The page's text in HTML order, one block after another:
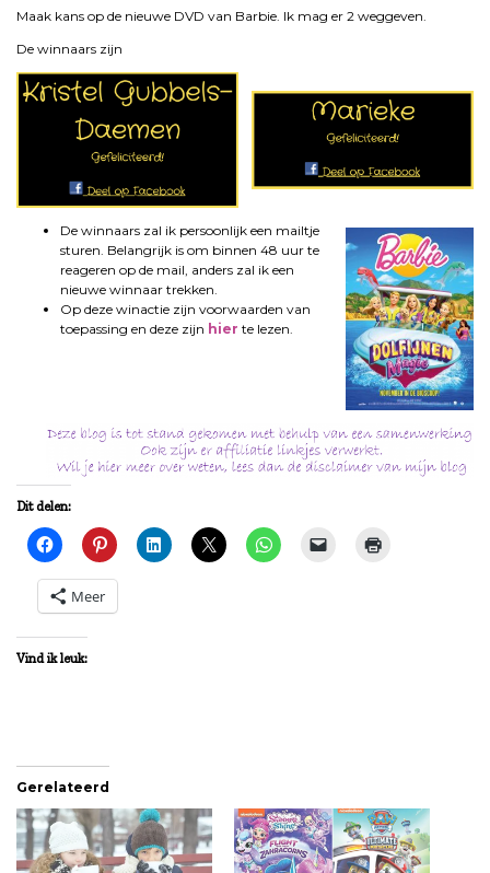
Maak kans op de nieuwe DVD van Barbie. Ik mag er 2 weggeven.
De winnaars zijn
De winnaars zal ik persoonlijk een mailtje
sturen. Belangrijk is om binnen 48 uur te
reageren op de mail, anders zal ik een
nieuwe winnaar trekken.
Op deze winactie zijn voorwaarden van
toepassing en deze zijn hier te lezen.
Dit delen:
Meer
Vind ik leuk:
Gerelateerd